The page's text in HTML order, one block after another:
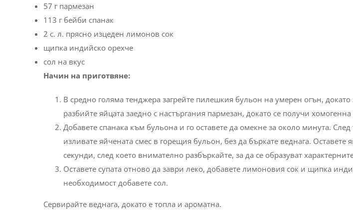
57 г пармезан
113 г бейби спанак
2 с. л. прясно изцеден лимонов сок
щипка индийско орехче
сол на вкус
Начин на приготвяне:
В средно голяма тенджера загрейте пилешкия бульон на умерен огън,
разбийте яйцата заедно с настъргания пармезан, докато се получи хомогенна
Добавете спанака към бульона и го оставете да омекне за около минута.
изливате яйчената смес в горещия бульон, без да бъркате веднага. Оставете
секунди, след което внимателно разбъркайте, за да се образуват
Оставете супата отново да заври леко, добавете лимоновия сок и щипка
необходимост добавете сол.
Сервирайте веднага, докато е топла и ароматна.